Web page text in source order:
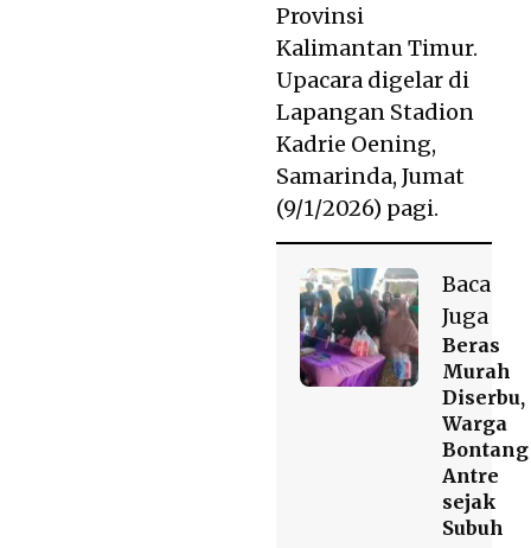
Provinsi
Kalimantan Timur.
Upacara digelar di
Lapangan Stadion
Kadrie Oening,
Samarinda, Jumat
(9/1/2026) pagi.
Baca
Juga
Beras
Murah
Diserbu,
Warga
Bontang
Antre
sejak
Subuh